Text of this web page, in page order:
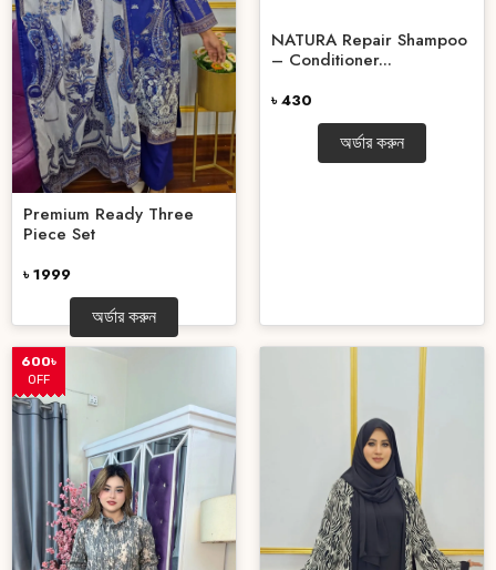
Premium Ready Three
Piece Set
৳ 1999
অর্ডার করুন
NATURA Repair Shampoo
– Conditioner...
৳ 430
অর্ডার করুন
600৳
OFF